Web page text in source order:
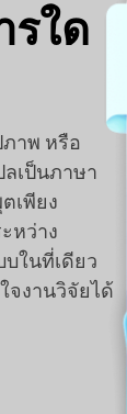
รใด
าพ หรือ
เป็นภาษา
เพียง
หว่าง
ในที่เดียว
จงานวิจัยได้